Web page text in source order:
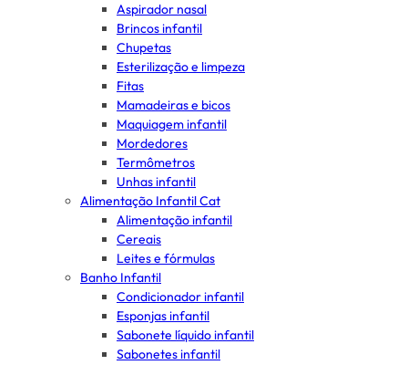
Aspirador nasal
Brincos infantil
Chupetas
Esterilização e limpeza
Fitas
Mamadeiras e bicos
Maquiagem infantil
Mordedores
Termômetros
Unhas infantil
Alimentação Infantil Cat
Alimentação infantil
Cereais
Leites e fórmulas
Banho Infantil
Condicionador infantil
Esponjas infantil
Sabonete líquido infantil
Sabonetes infantil